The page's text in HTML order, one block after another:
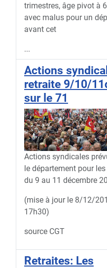
trimestres, âge pivot à
avec malus pour un
avant cet
...
Actions
retraite 9/10/
sur le 71
Actions syndicales
le département pour
du 9 au 11 décembre
(mise à jour le 8/12/
17h30)
source CGT
Retraites: Les